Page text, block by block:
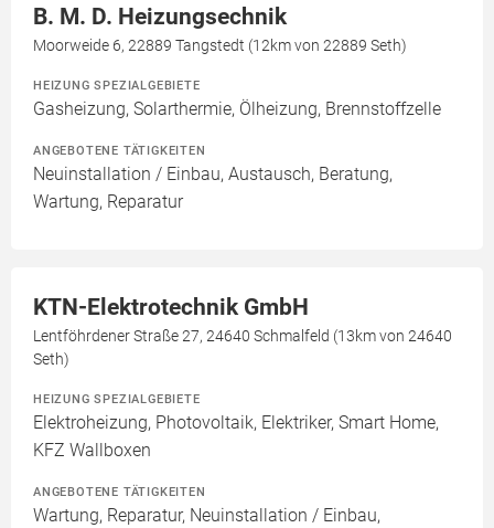
B. M. D. Heizungsechnik
Moorweide 6, 22889 Tangstedt (12km von 22889 Seth)
HEIZUNG SPEZIALGEBIETE
Gasheizung, Solarthermie, Ölheizung, Brennstoffzelle
ANGEBOTENE TÄTIGKEITEN
Neuinstallation / Einbau, Austausch, Beratung,
Wartung, Reparatur
KTN-Elektrotechnik GmbH
Lentföhrdener Straße 27, 24640 Schmalfeld (13km von 24640
Seth)
HEIZUNG SPEZIALGEBIETE
Elektroheizung, Photovoltaik, Elektriker, Smart Home,
KFZ Wallboxen
ANGEBOTENE TÄTIGKEITEN
Wartung, Reparatur, Neuinstallation / Einbau,